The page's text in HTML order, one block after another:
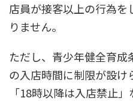
店員が接客以上の行為
りません。
ただし、青少年健全育
の入店時間に制限が設け
「18時以降は入店禁止